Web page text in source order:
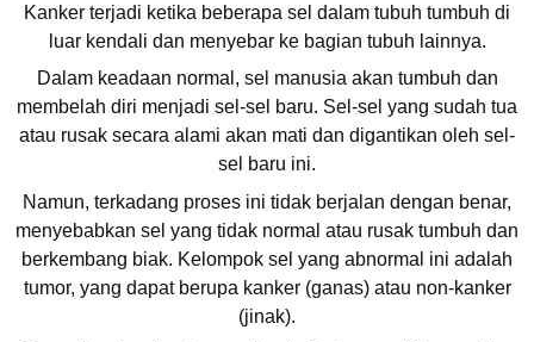
Kanker terjadi ketika beberapa sel dalam tubuh tumbuh di
luar kendali dan menyebar ke bagian tubuh lainnya.
Dalam keadaan normal, sel manusia akan tumbuh dan
membelah diri menjadi sel-sel baru. Sel-sel yang sudah tua
atau rusak secara alami akan mati dan digantikan oleh sel-
sel baru ini.
Namun, terkadang proses ini tidak berjalan dengan benar,
menyebabkan sel yang tidak normal atau rusak tumbuh dan
berkembang biak. Kelompok sel yang abnormal ini adalah
tumor, yang dapat berupa kanker (ganas) atau non-kanker
(jinak).